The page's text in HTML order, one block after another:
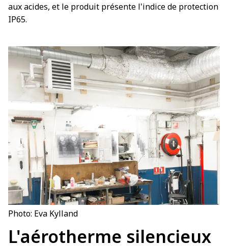
aux acides, et le produit présente l'indice de protection
IP65.
Photo: Eva Kylland
L'aérotherme silencieux